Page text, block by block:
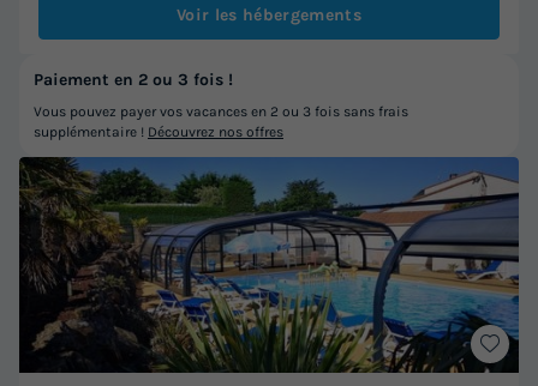
Voir les hébergements
Paiement en 2 ou 3 fois !
Vous pouvez payer vos vacances en 2 ou 3 fois sans frais
supplémentaire ! Découvrez nos offres